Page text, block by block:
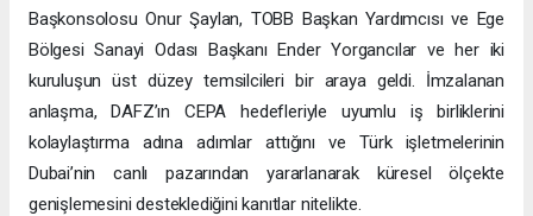
Başkonsolosu Onur Şaylan, TOBB Başkan Yardımcısı ve Ege
Bölgesi Sanayi Odası Başkanı Ender Yorgancılar ve her iki
kuruluşun üst düzey temsilcileri bir araya geldi. İmzalanan
anlaşma, DAFZ’ın CEPA hedefleriyle uyumlu iş birliklerini
kolaylaştırma adına adımlar attığını ve Türk işletmelerinin
Dubai’nin canlı pazarından yararlanarak küresel ölçekte
genişlemesini desteklediğini kanıtlar nitelikte.